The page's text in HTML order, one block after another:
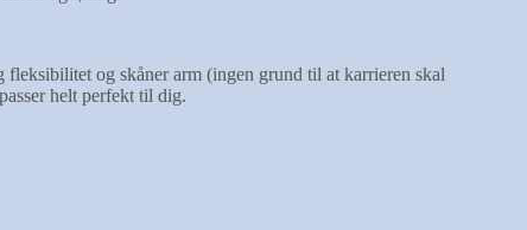
og skåner arm (ingen grund til at karrieren skal
helt perfekt til dig.